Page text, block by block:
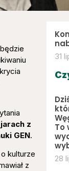
z
GEN.
kulturze
z
31
To
28